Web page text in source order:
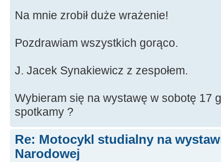
Na mnie zrobił duże wrażenie!
Pozdrawiam wszystkich gorąco.
J. Jacek Synakiewicz z zespołem.
Wybieram się na wystawę w sobotę 17
spotkamy ?
Re: Motocykl studialny na
Narodowej